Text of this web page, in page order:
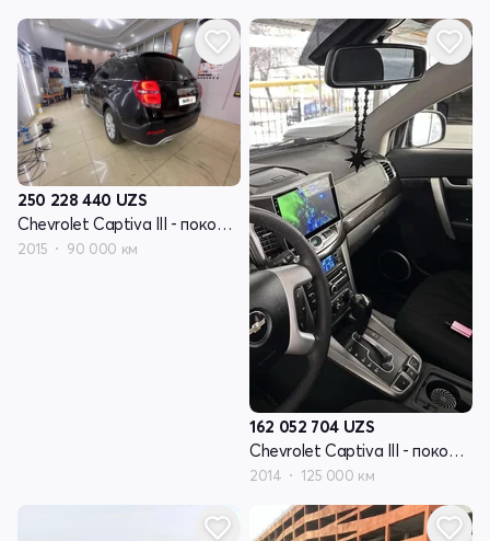
250 228 440 UZS
Chevrolet Captiva III - поколение
2015 90 000 км
162 052 704 UZS
Chevrolet Captiva III - поколение
2014 125 000 км